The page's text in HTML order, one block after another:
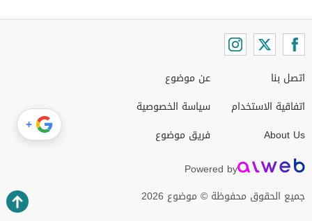
اتصل بنا
اتفاقية الاستخدام
About Us
عن موضوع
سياسة الخصوصية
فريق موضوع
Powered by
جميع الحقوق محفوظة © موضوع 2026
+